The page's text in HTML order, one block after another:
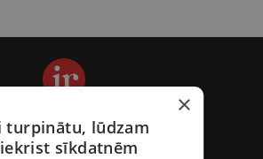
×
turpinātu, lūdzam
sīkdatnēm